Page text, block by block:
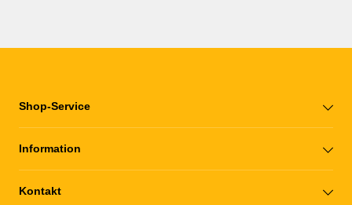
Shop-Service
Information
Kontakt